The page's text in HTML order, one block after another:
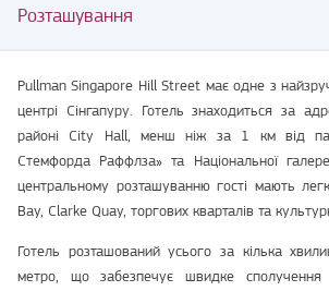
Розташування
Pullman Singapore Hill Street має одне з
центрі Сінгапуру. Готель знаходиться за
районі City Hall, менш ніж за 1 км від
Стемфорда Раффлза» та Національної
центральному розташуванню гості мають
Bay, Clarke Quay, торгових кварталів та
Готель розташований усього за кілька
метро, що забезпечує швидке